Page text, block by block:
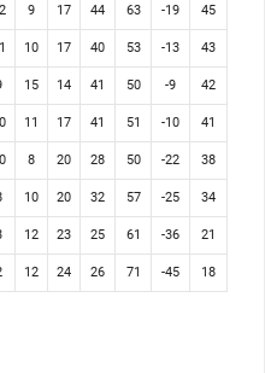
9 17 44 63 -19 45
10 17 40 53 -13 43
15 14 41 50 -9 42
11 17 41 51 -10 41
8 20 28 50 -22 38
10 20 32 57 -25 34
12 23 25 61 -36 21
12 24 26 71 -45 18